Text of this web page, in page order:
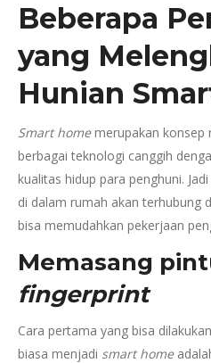
Beberapa
yang
Hunian
Smart homemerupakan konsep
berbagai teknologi canggih
kualitas hidup para penghuni.
di dalam rumah akan terhubung
bisa memudahkan pekerjaan
Memasang
fingerprint
Cara pertama yang bisa
biasa menjadi smart home